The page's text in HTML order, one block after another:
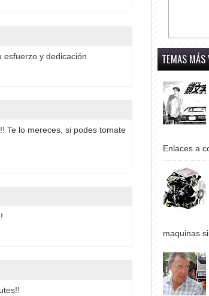
esfuerzo y dedicación
Te lo mereces, si podes tomate
TEMAS MÁS
Enlaces a
maquinas